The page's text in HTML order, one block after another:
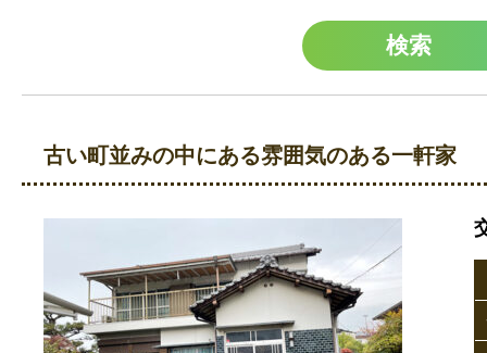
古い町並みの中にある雰囲気のある一軒家